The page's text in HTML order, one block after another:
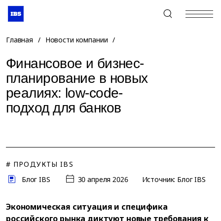
+7 (495) 967-80-80
Главная / Новости компании /
Финансовое и бизнес-
планирование в новых
реалиях: low-code-
подход для банков
# ПРОДУКТЫ IBS
Блог IBS
30 апреля 2026 Источник: Блог IBS
Экономическая ситуация и специфика
российского рынка диктуют новые требования к